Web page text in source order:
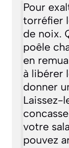
Pour
torréfier
de noix.
poêle
en
à libérer
donner
Laissez-
votre
pouvez